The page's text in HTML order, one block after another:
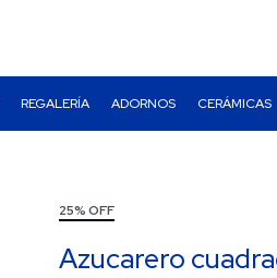
REGALERÍA ADORNOS CERÁMICAS
25% OFF
Azucarero